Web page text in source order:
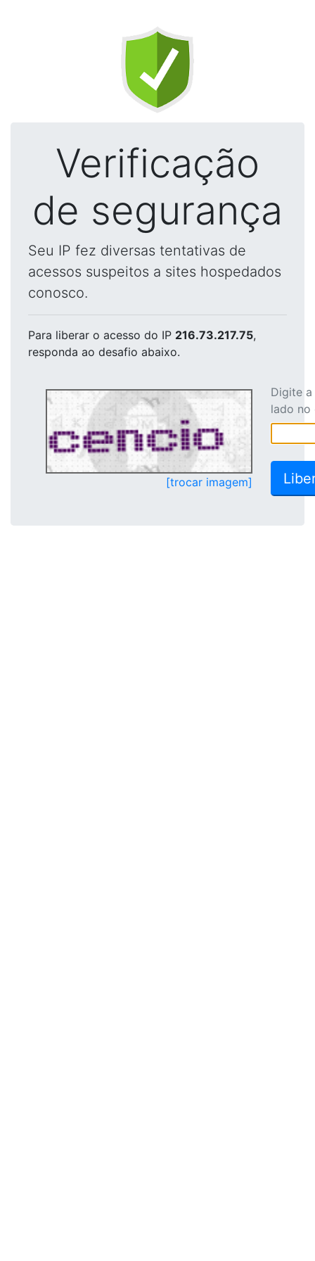
Verificação
de segurança
Seu IP fez diversas tentativas de
acessos suspeitos a sites hospedados
conosco.
Para liberar o acesso do IP 216.73.217.75,
responda ao desafio abaixo.
[trocar imagem]
Digite
lado no